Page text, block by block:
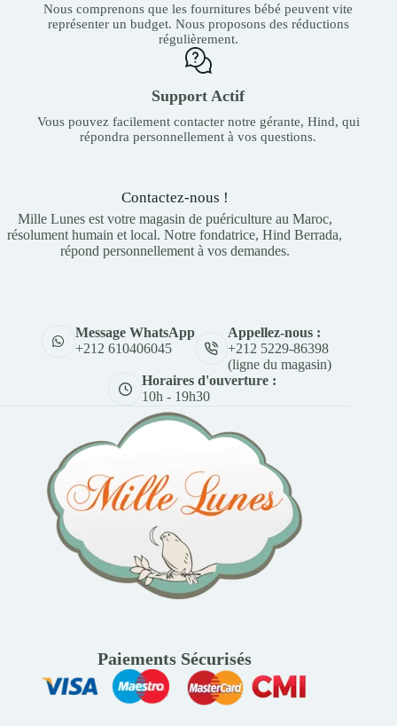
Nous comprenons que les fournitures bébé peuvent vite
représenter un budget. Nous proposons des réductions
régulièrement.
Support Actif
Vous pouvez facilement contacter notre gérante, Hind, qui
répondra personnellement à vos questions.
Contactez-nous !
Mille Lunes est votre magasin de puériculture au Maroc,
résolument humain et local. Notre fondatrice, Hind Berrada,
répond personnellement à vos demandes.
Message WhatsApp
+212 610406045
Appellez-nous :
+212 5229-86398
(ligne du magasin)
Horaires d'ouverture :
10h - 19h30
Paiements Sécurisés